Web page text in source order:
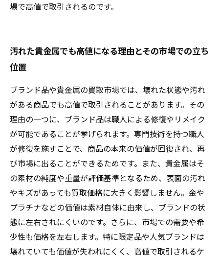
場で高値で取引されるのです。
汚れた貴金属でも高値になる理由とその市場での立ち
位置
ブランド品や貴金属の買取市場では、壊れた状態や汚れ
がある商品でも高値で取引されることがあります。その
理由の一つに、ブランド品は職人による修復やリメイク
が可能であることが挙げられます。専門技術を持つ職人
が修復を施すことで、商品の本来の価値が回復され、再
び市場に出ることができるためです。また、貴金属はそ
の素材の純度や重量が評価基準となるため、表面の汚れ
やキズがあっても買取価格に大きく影響しません。金や
プラチナなどの価値は素材自体に由来し、ブランドの状
態に左右されにくいのです。さらに、市場での需要や希
少性も価格を左右します。特に限定品や人気ブランドは
壊れていても価値が失われにくく、高値で取引されるケ